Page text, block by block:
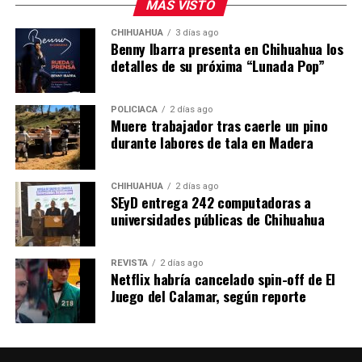
MÁS VISTO
CHIHUAHUA 3 días ago
Benny Ibarra presenta en Chihuahua los
detalles de su próxima “Lunada Pop”
POLICIACA 2 días ago
Muere trabajador tras caerle un pino
durante labores de tala en Madera
CHIHUAHUA 2 días ago
SEyD entrega 242 computadoras a
universidades públicas de Chihuahua
REVISTA 2 días ago
Netflix habría cancelado spin-off de El
Juego del Calamar, según reporte